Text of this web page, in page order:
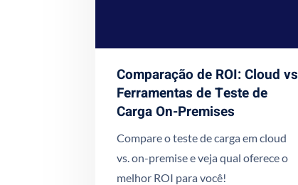
Comparação de ROI: Cloud vs
Ferramentas de Teste de
Carga On-Premises
Compare o teste de carga em cloud
vs. on-premise e veja qual oferece o
melhor ROI para você!